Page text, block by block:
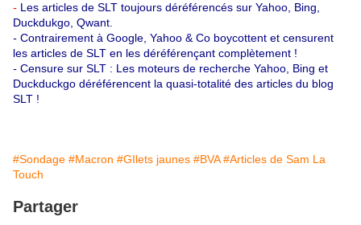
- Les articles de SLT toujours déréférencés sur Yahoo, Bing,
Duckdukgo, Qwant.
- Contrairement à Google, Yahoo & Co boycottent et censurent
les articles de SLT en les déréférençant complètement !
- Censure sur SLT : Les moteurs de recherche Yahoo, Bing et
Duckduckgo déréférencent la quasi-totalité des articles du blog
SLT !
#Sondage #Macron #GIlets jaunes #BVA #Articles de Sam La
Touch
Partager